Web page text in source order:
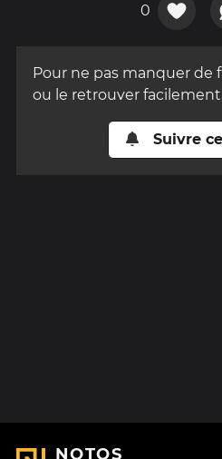
0
Pour ne pas manquer de
ou le retrouver
Suivre
NOTOS